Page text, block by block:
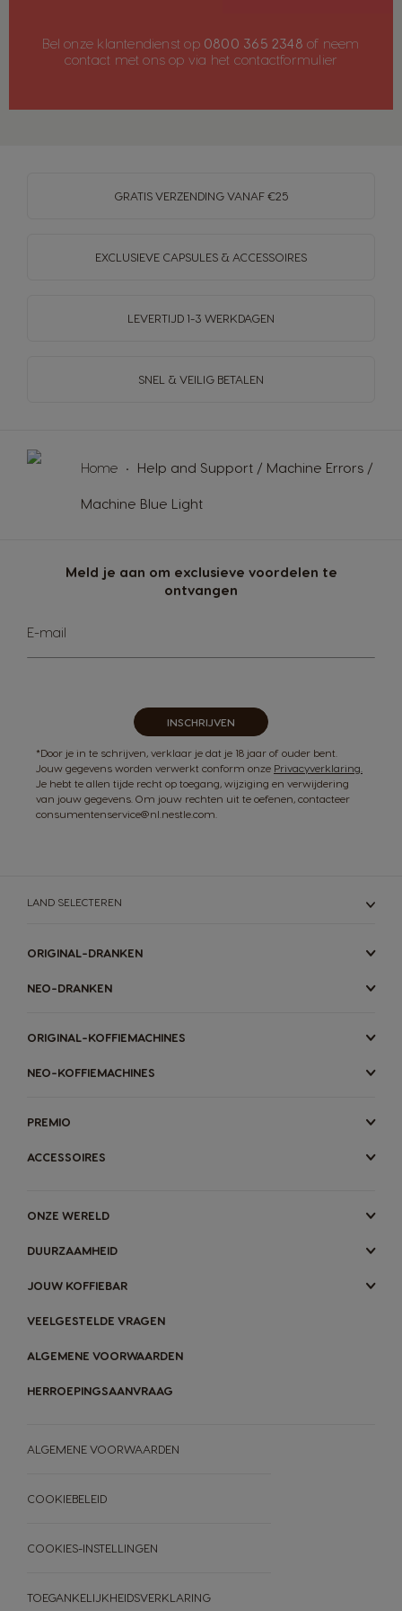
Bel onze klantendienst op 0800 365 2348 of neem
contact met ons op via het contactformulier
GRATIS VERZENDING VANAF €25
EXCLUSIEVE CAPSULES & ACCESSOIRES
LEVERTIJD 1-3 WERKDAGEN
SNEL & VEILIG BETALEN
Home Help and Support / Machine Errors /
Machine Blue Light
Meld je aan om exclusieve voordelen te
ontvangen
u
E-mail
INSCHRIJVEN
*Door je in te schrijven, verklaar je dat je 18 jaar of ouder bent.
Jouw gegevens worden verwerkt conform onze Privacyverklaring.
Je hebt te allen tijde recht op toegang, wijziging en verwijdering
van jouw gegevens. Om jouw rechten uit te oefenen, contacteer
consumentenservice@nl.nestle.com.
LAND SELECTEREN
ORIGINAL-DRANKEN
NEO-DRANKEN
ORIGINAL-KOFFIEMACHINES
NEO-KOFFIEMACHINES
PREMIO
ACCESSOIRES
ONZE WERELD
DUURZAAMHEID
JOUW KOFFIEBAR
VEELGESTELDE VRAGEN
ALGEMENE VOORWAARDEN
HERROEPINGSAANVRAAG
ALGEMENE VOORWAARDEN
COOKIEBELEID
COOKIES-INSTELLINGEN
TOEGANKELIJKHEIDSVERKLARING